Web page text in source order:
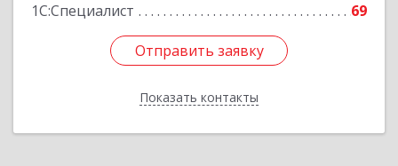
1С:Специалист
69
Отправить заявку
Показать контакты
Отправить заявку
Назад